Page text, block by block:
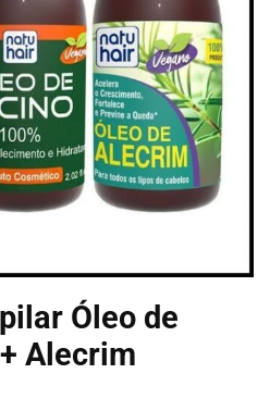
Óleo de
Alecrim